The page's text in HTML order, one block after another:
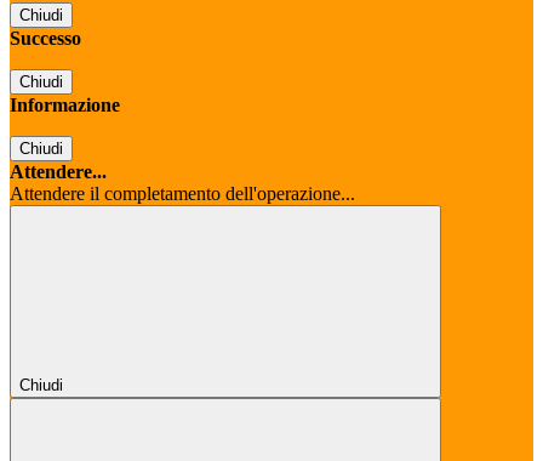
Chiudi
Successo
Chiudi
Informazione
Chiudi
Attendere...
Attendere il completamento dell'operazione...
Chiudi